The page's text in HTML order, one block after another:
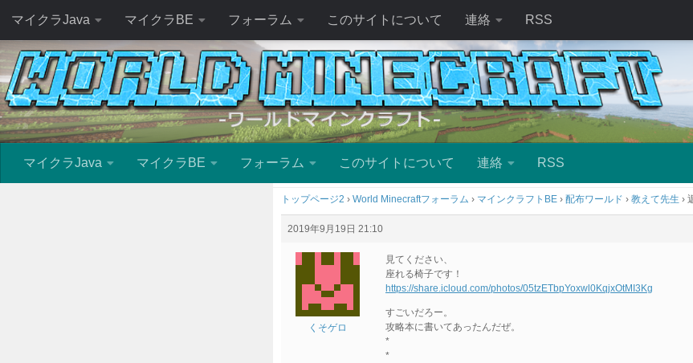
マイクラJava マイクラBE フォーラム このサイトについて 連絡 RSS
マイクラJava マイクラBE フォーラム このサイトについて 連絡 RSS
トップページ2 › World Minecraftフォーラム › マインクラフトBE › 配布ワールド › 教えて先生 ›
2019年9月19日 21:10
くそゲロ
見てください、
座れる椅子です！
https://share.icloud.com/photos/05tzETbpYoxwl0KqjxOtMI3Kg
すごいだろー。
攻略本に書いてあったんだぜ。
*
*